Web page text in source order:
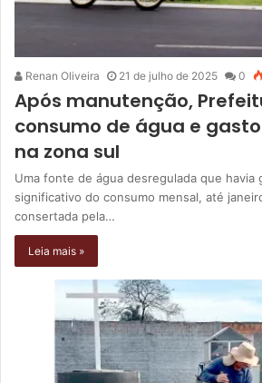
Renan Oliveira 21 de julho de 2025 0
Após manutenção,
consumo de água e
na zona sul
Uma fonte de água desregulada que havia
significativo do consumo mensal, até
consertada pela…
Leia mais »